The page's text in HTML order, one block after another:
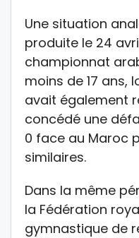
Une situation
produite le 24
championnat
moins de 17 ans,
avait également
concédé une
0 face au Maroc
similaires.
Dans la même
la Fédération
gymnastique de